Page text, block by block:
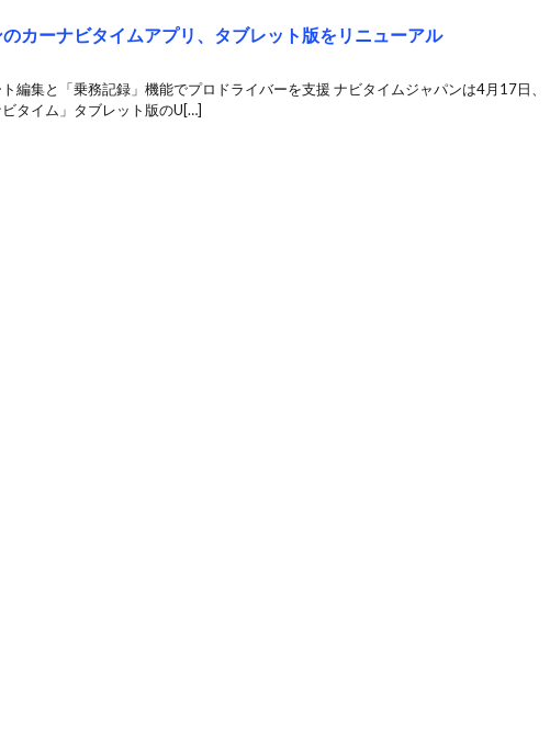
カーナビタイムアプリ、タブレット版をリニューアル
編集と「乗務記録」機能でプロドライバーを支援 ナビタイムジャパンは4月17日、
タイム」タブレット版のU[…]